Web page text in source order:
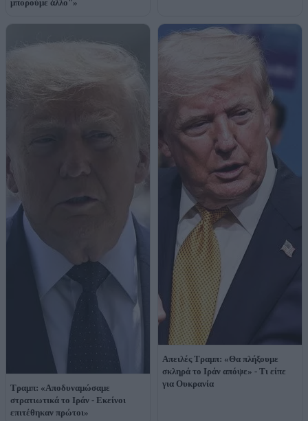
μπορούμε άλλο"»
Τραμπ: «Αποδυναμώσαμε
στρατιωτικά το Ιράν - Εκείνοι
επιτέθηκαν πρώτοι»
Απειλές Τραμπ: «Θα πλήξουμε
σκληρά το Ιράν απόψε» - Τι είπε
για Ουκρανία